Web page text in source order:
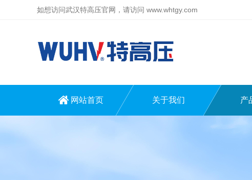
如想访问武汉特高压官网，请访问 www.whtgy.com
网站首页 关于我们 产